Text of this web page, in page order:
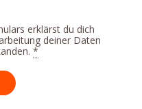
erklärst du dich
deiner Daten
*